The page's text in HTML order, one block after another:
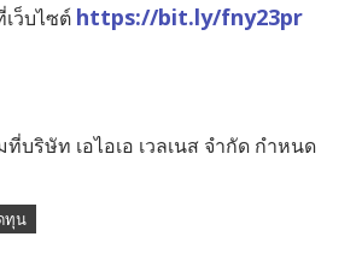
เว็บไซต์ https://bit.ly/fny23pr
บริษัท เอไอเอ เวลเนส จำกัด กำหนด
ทุน